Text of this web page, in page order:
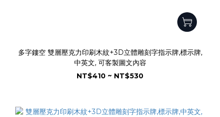
多字鏤空 雙層壓克力印刷木紋+3D立體雕刻字指示牌,標示牌,
中英文, 可客製圖文內容
NT$410 ~ NT$530